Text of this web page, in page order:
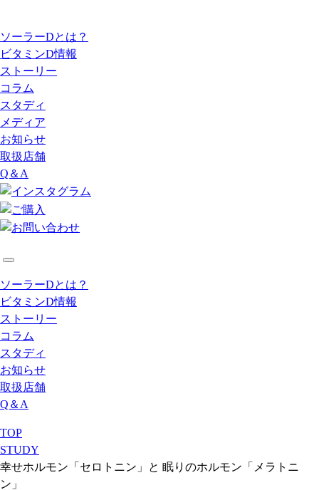
ソーラーDとは？
ビタミンD情報
ストーリー
コラム
スタディ
メディア
お知らせ
取扱店舗
Q＆A
ソーラーDとは？
ビタミンD情報
ストーリー
コラム
スタディ
お知らせ
取扱店舗
Q＆A
TOP
STUDY
幸せホルモン「セロトニン」と 眠りのホルモン「メラトニ
ン」